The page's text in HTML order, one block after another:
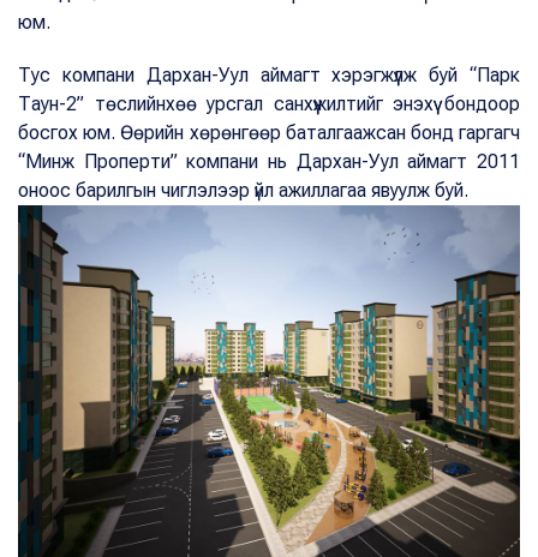
юм.
Тус компани Дархан-Уул аймагт хэрэгжүүлж буй “Парк
Таун-2” төслийнхөө урсгал санхүүжилтийг энэхүү бондоор
босгох юм. Өөрийн хөрөнгөөр баталгаажсан бонд гаргагч
“Минж Проперти” компани нь Дархан-Уул аймагт 2011
оноос барилгын чиглэлээр үйл ажиллагаа явуулж буй.